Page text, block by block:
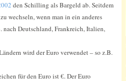
den Schilling als Bargeld ab. Seitdem
wechseln, wenn man in ein anderes
nach Deutschland, Frankreich, Italien,
wird der Euro verwendet – so z.B.
für den Euro ist €. Der Euro